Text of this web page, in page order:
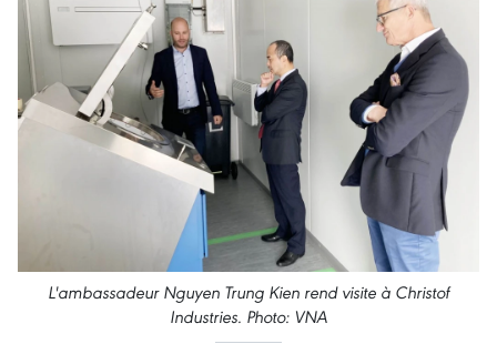
L'ambassadeur Nguyen Trung Kien rend visite à Christof
Industries. Photo: VNA